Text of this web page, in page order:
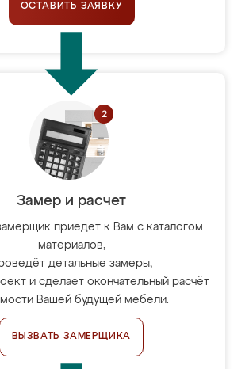
ОСТАВИТЬ ЗАЯВКУ
Замер и расчет
приедет к Вам с каталогом
материалов,
детальные замеры,
и сделает окончательный расчёт
Вашей будущей мебели.
ВЫЗВАТЬ ЗАМЕРЩИКА